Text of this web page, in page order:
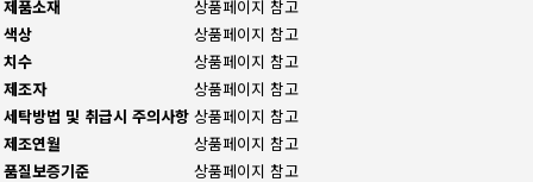
제품소재
상품페이지 참고
색상
상품페이지 참고
치수
상품페이지 참고
제조자
상품페이지 참고
세탁방법 및 취급시 주의사항 상품페이지 참고
제조연월
상품페이지 참고
품질보증기준
상품페이지 참고